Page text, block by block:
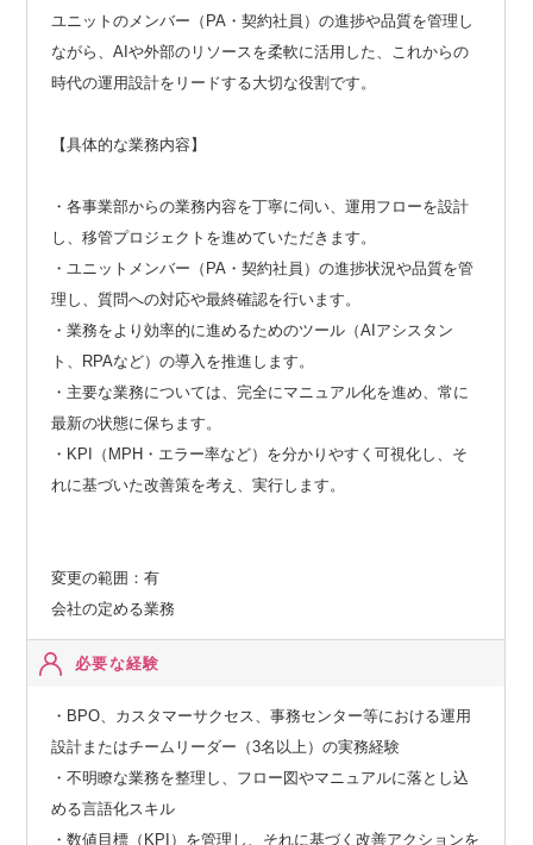
ユニットのメンバー（PA・契約社員）の進捗や品質を管理し
ながら、AIや外部のリソースを柔軟に活用した、これからの
時代の運用設計をリードする大切な役割です。
【具体的な業務内容】
・各事業部からの業務内容を丁寧に伺い、運用フローを設計
し、移管プロジェクトを進めていただきます。
・ユニットメンバー（PA・契約社員）の進捗状況や品質を管
理し、質問への対応や最終確認を行います。
・業務をより効率的に進めるためのツール（AIアシスタン
ト、RPAなど）の導入を推進します。
・主要な業務については、完全にマニュアル化を進め、常に
最新の状態に保ちます。
・KPI（MPH・エラー率など）を分かりやすく可視化し、そ
れに基づいた改善策を考え、実行します。
変更の範囲：有
会社の定める業務
必要な経験
・BPO、カスタマーサクセス、事務センター等における運用
設計またはチームリーダー（3名以上）の実務経験
・不明瞭な業務を整理し、フロー図やマニュアルに落とし込
める言語化スキル
・数値目標（KPI）を管理し、それに基づく改善アクションを